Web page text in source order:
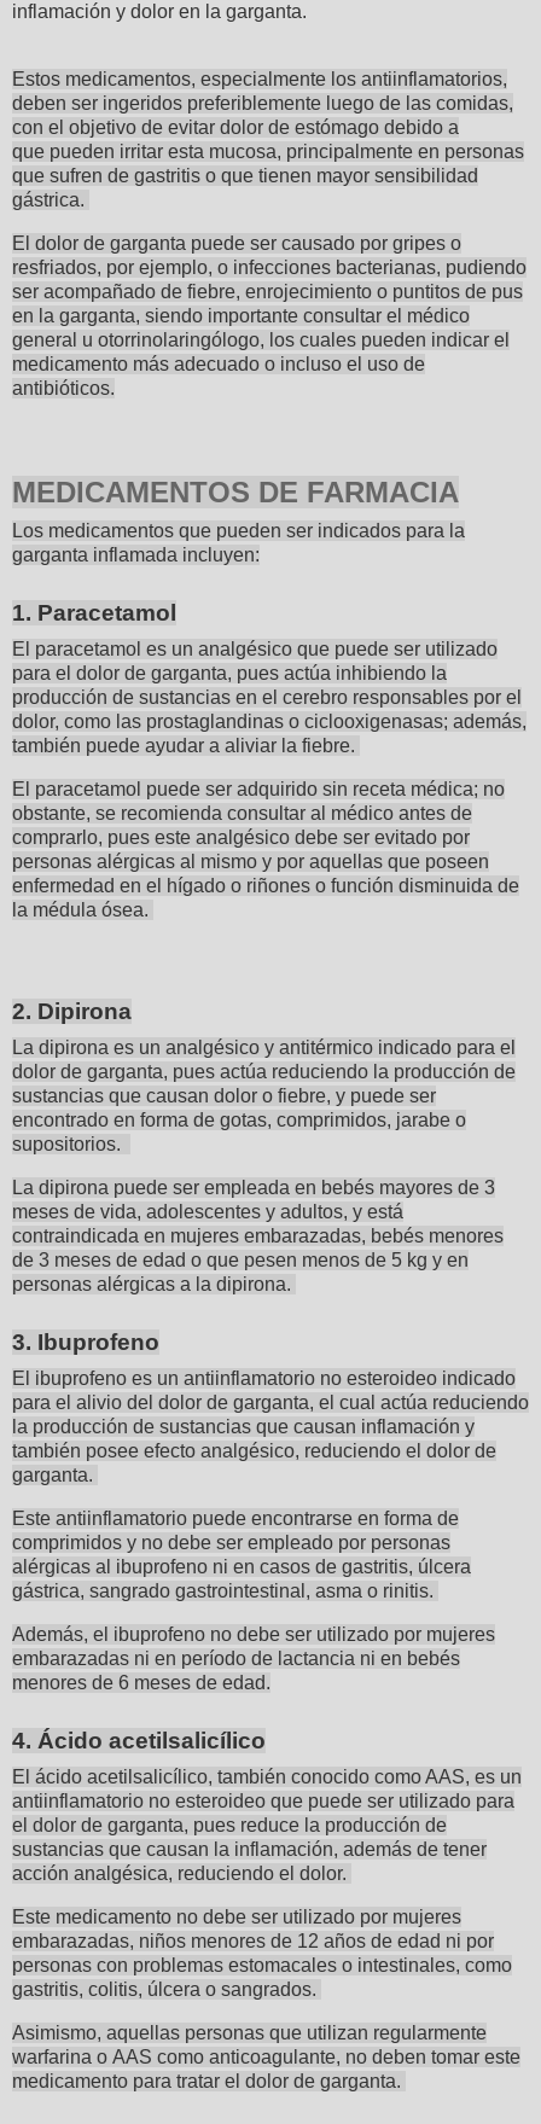
inflamación y dolor en la garganta.
Estos medicamentos, especialmente los antiinflamatorios,
deben ser ingeridos preferiblemente luego de las comidas,
con el objetivo de evitar dolor de estómago debido a
que pueden irritar esta mucosa, principalmente en personas
que sufren de gastritis o que tienen mayor sensibilidad
gástrica.
El dolor de garganta puede ser causado por gripes o
resfriados, por ejemplo, o infecciones bacterianas, pudiendo
ser acompañado de fiebre, enrojecimiento o puntitos de pus
en la garganta, siendo importante consultar el médico
general u otorrinolaringólogo, los cuales pueden indicar el
medicamento más adecuado o incluso el uso de
antibióticos.
MEDICAMENTOS DE FARMACIA
Los medicamentos que pueden ser indicados para la
garganta inflamada incluyen:
1. Paracetamol
El paracetamol es un analgésico que puede ser utilizado
para el dolor de garganta, pues actúa inhibiendo la
producción de sustancias en el cerebro responsables por el
dolor, como las prostaglandinas o ciclooxigenasas; además,
también puede ayudar a aliviar la fiebre.
El paracetamol puede ser adquirido sin receta médica; no
obstante, se recomienda consultar al médico antes de
comprarlo, pues este analgésico debe ser evitado por
personas alérgicas al mismo y por aquellas que poseen
enfermedad en el hígado o riñones o función disminuida de
la médula ósea.
2. Dipirona
La dipirona es un analgésico y antitérmico indicado para el
dolor de garganta, pues actúa reduciendo la producción de
sustancias que causan dolor o fiebre, y puede ser
encontrado en forma de gotas, comprimidos, jarabe o
supositorios.
La dipirona puede ser empleada en bebés mayores de 3
meses de vida, adolescentes y adultos, y está
contraindicada en mujeres embarazadas, bebés menores
de 3 meses de edad o que pesen menos de 5 kg y en
personas alérgicas a la dipirona.
3. Ibuprofeno
El ibuprofeno es un antiinflamatorio no esteroideo indicado
para el alivio del dolor de garganta, el cual actúa reduciendo
la producción de sustancias que causan inflamación y
también posee efecto analgésico, reduciendo el dolor de
garganta.
Este antiinflamatorio puede encontrarse en forma de
comprimidos y no debe ser empleado por personas
alérgicas al ibuprofeno ni en casos de gastritis, úlcera
gástrica, sangrado gastrointestinal, asma o rinitis.
Además, el ibuprofeno no debe ser utilizado por mujeres
embarazadas ni en período de lactancia ni en bebés
menores de 6 meses de edad.
4. Ácido acetilsalicílico
El ácido acetilsalicílico, también conocido como AAS, es un
antiinflamatorio no esteroideo que puede ser utilizado para
el dolor de garganta, pues reduce la producción de
sustancias que causan la inflamación, además de tener
acción analgésica, reduciendo el dolor.
Este medicamento no debe ser utilizado por mujeres
embarazadas, niños menores de 12 años de edad ni por
personas con problemas estomacales o intestinales, como
gastritis, colitis, úlcera o sangrados.
Asimismo, aquellas personas que utilizan regularmente
warfarina o AAS como anticoagulante, no deben tomar este
medicamento para tratar el dolor de garganta.